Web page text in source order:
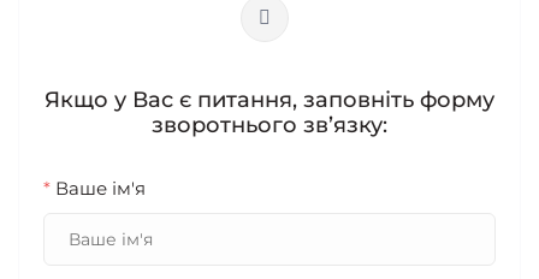
Якщо у Вас є питання, заповніть форму
зворотнього зв’язку:
* Ваше ім'я